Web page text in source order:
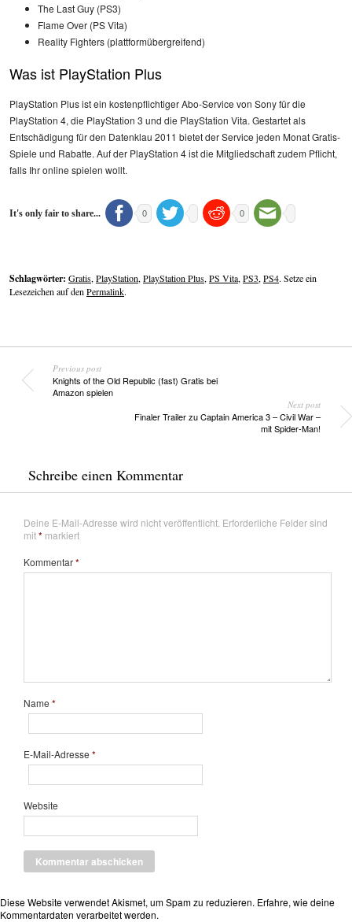
The Last Guy (PS3)
Flame Over (PS Vita)
Reality Fighters (plattformübergreifend)
Was ist PlayStation Plus
PlayStation Plus ist ein kostenpflichtiger Abo-Service von Sony für die
PlayStation 4, die PlayStation 3 und die PlayStation Vita. Gestartet als
Entschädigung für den Datenklau 2011 bietet der Service jeden Monat Gratis-
Spiele und Rabatte. Auf der PlayStation 4 ist die Mitgliedschaft zudem Pflicht,
falls Ihr online spielen wollt.
It's only fair to share... 0 0
Schlagwörter: Gratis,PlayStation,PlayStation Plus,PS Vita,PS3,PS4. Setze ein
Lesezeichen auf denPermalink.
Previous post
Knights of the Old Republic (fast) Gratis bei
Amazon spielen
Next post
Finaler Trailer zu Captain America 3 – Civil War –
mit Spider-Man!
Schreibe einen Kommentar
Deine E-Mail-Adresse wird nicht veröffentlicht. Erforderliche Felder sind
mit* markiert
Kommentar*
Name *
E-Mail-Adresse *
Website
Diese Website verwendet Akismet, um Spam zu reduzieren. Erfahre, wie deine
Kommentardaten verarbeitet werden.